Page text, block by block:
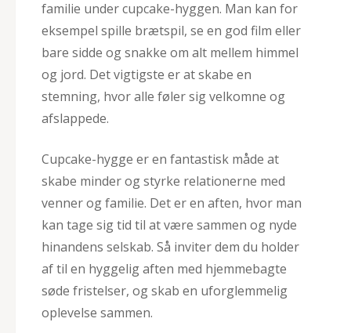
familie under cupcake-hyggen. Man kan for
eksempel spille brætspil, se en god film eller
bare sidde og snakke om alt mellem himmel
og jord. Det vigtigste er at skabe en
stemning, hvor alle føler sig velkomne og
afslappede.
Cupcake-hygge er en fantastisk måde at
skabe minder og styrke relationerne med
venner og familie. Det er en aften, hvor man
kan tage sig tid til at være sammen og nyde
hinandens selskab. Så inviter dem du holder
af til en hyggelig aften med hjemmebagte
søde fristelser, og skab en uforglemmelig
oplevelse sammen.